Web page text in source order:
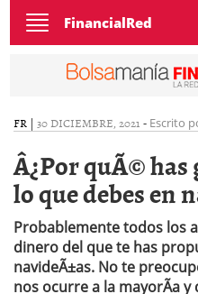
Toggle
navigation
FinancialRed
FR | 30 DICIEMBRE, 2021 - Escrito
Â¿Por quÃ© has
lo que debes en
Probablemente todos los
dinero del que te has
navideÃ±as. No te
nos ocurre a la mayorÃ­a